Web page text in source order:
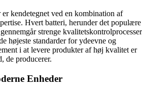
kendetegnet ved en kombination af
Hvert batteri, herunder det populære
strenge kvalitetskontrolprocesser
højeste standarder for ydeevne og
i at levere produkter af høj kvalitet er
de producerer.
Enheder